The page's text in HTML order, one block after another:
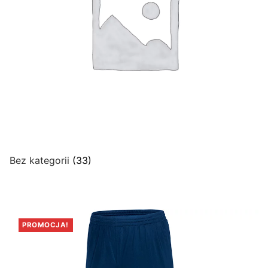
Bez kategorii (33)
PROMOCJA!